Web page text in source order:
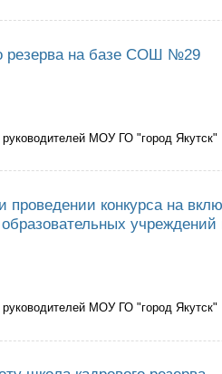
резерва на базе СОШ №29
руководителей МОУ ГО "город Якутск"
конкурса на
учреждений
руководителей МОУ ГО "город Якутск"
и проведении конкурса на
Якутск»